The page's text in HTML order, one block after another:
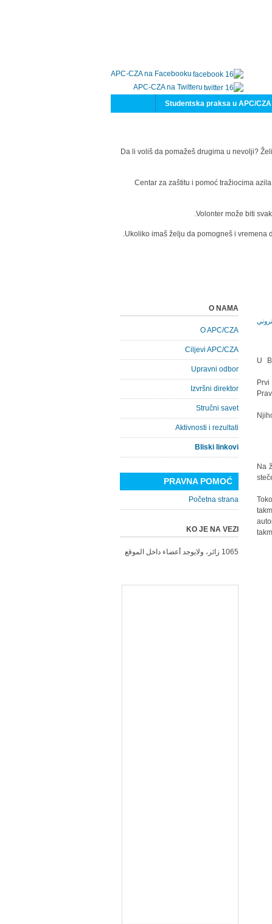
APC-CZA na Facebooku
APC-CZA na Twitteru
Studentska praksa u APC/CZA
Da li voliš da pomažeš drugima u nevolji?
Centar za zaštitu i pomoć tražiocima
Volonter može biti
Ukoliko imaš želju da pomogneš i vremena
U
Na
O NAMA
O APC/CZA
Ciljevi APC/CZA
Upravni odbor
Izvršni direktor
Stručni savet
Aktivnosti i rezultati
Bliski linkovi
PRAVNA POMOĆ
Početna strana
KO JE NA VEZI
1065 زائر، ولايوجد أعضاء داخل الموقع